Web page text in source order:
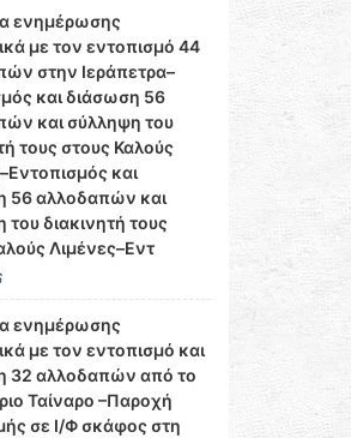
ενημέρωσης
με τον εντοπισμό 44
στην Ιεράπετρα–
και διάσωση 56
και σύλληψη του
τους στους Καλούς
και
56 αλλοδαπών και
διακινητή τους
Λιμένες–Εντ
ενημέρωσης
με τον εντοπισμό και
32 αλλοδαπών από το
Ταίναρο –Παροχή
σε Ι/Φ σκάφος στη